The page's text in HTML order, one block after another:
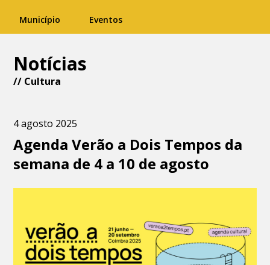
Município Eventos
Notícias
// Cultura
4 agosto 2025
Agenda Verão a Dois Tempos da
semana de 4 a 10 de agosto